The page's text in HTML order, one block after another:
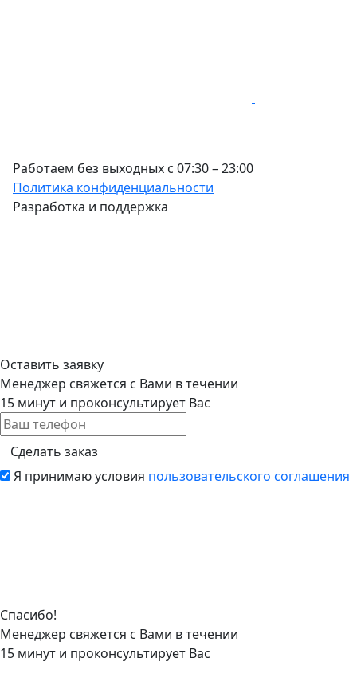
Работаем без выходных с 07:30 – 23:00
Политика конфиденциальности
Разработка и поддержка
Оставить заявку
Менеджер свяжется с Вами в течении
15 минут и проконсультирует Вас
Сделать заказ
Я принимаю условия пользовательского соглашения
Спасибо!
Менеджер свяжется с Вами в течении
15 минут и проконсультирует Вас